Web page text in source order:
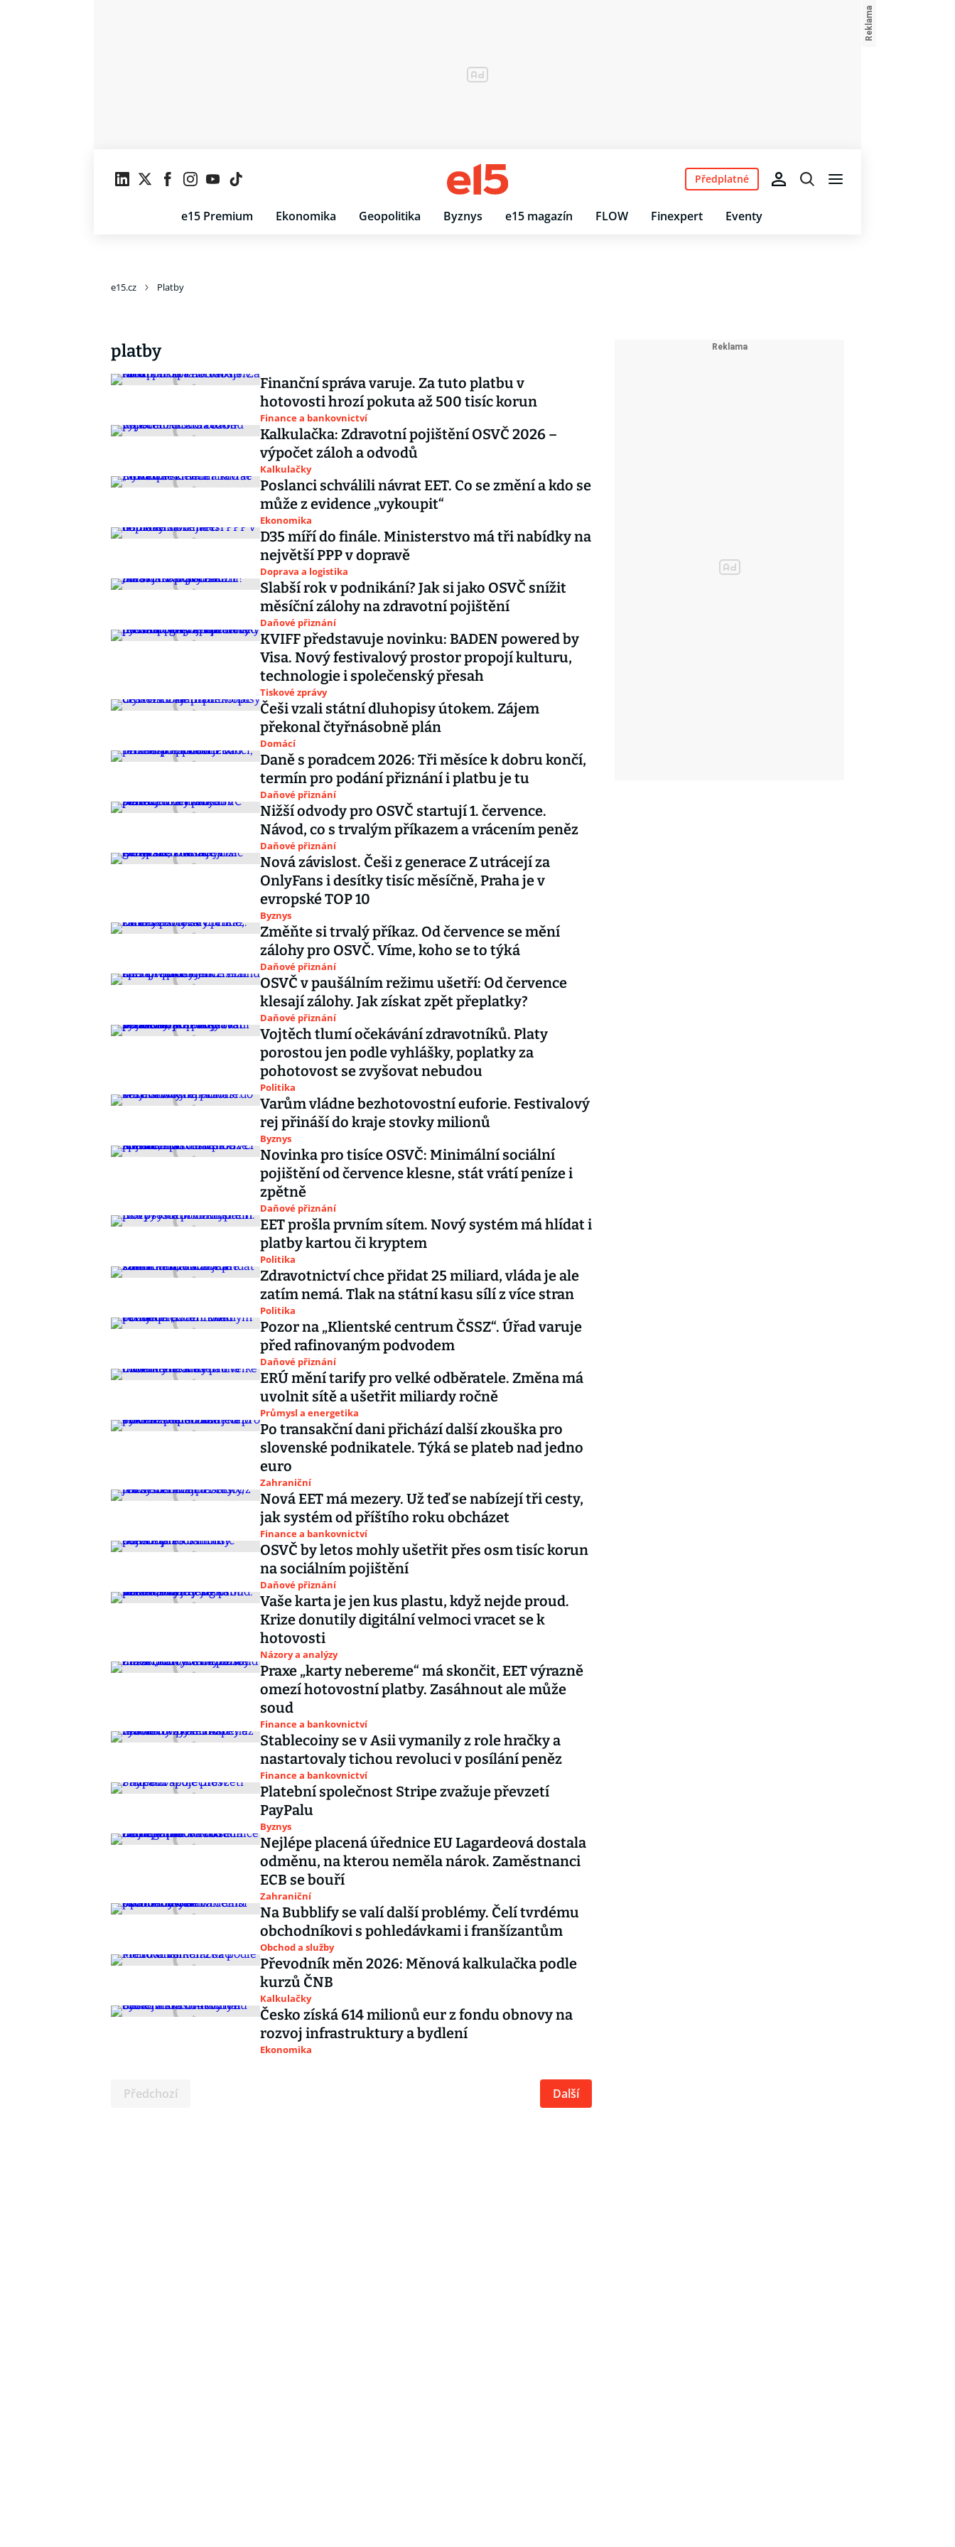
e15 Premium Ekonomika Geopolitika Byznys e15 magazín FLOW Finexpert Eventy
Předplatné
e15.cz Platby
platby
Finanční správa varuje. Za tuto platbu v
hotovosti hrozí pokuta až 500 tisíc korun
Finance a bankovnictví
Kalkulačka: Zdravotní pojištění OSVČ 2026 –
výpočet záloh a odvodů
Kalkulačky
Poslanci schválili návrat EET. Co se změní a kdo se
může z evidence „vykoupit“
Ekonomika
D35 míří do finále. Ministerstvo má tři nabídky na
největší PPP v dopravě
Doprava a logistika
Slabší rok v podnikání? Jak si jako OSVČ snížit
měsíční zálohy na zdravotní pojištění
Daňové přiznání
KVIFF představuje novinku: BADEN powered by
Visa. Nový festivalový prostor propojí kulturu,
technologie i společenský přesah
Tiskové zprávy
Češi vzali státní dluhopisy útokem. Zájem
překonal čtyřnásobně plán
Domácí
Daně s poradcem 2026: Tři měsíce k dobru končí,
termín pro podání přiznání i platbu je tu
Daňové přiznání
Nižší odvody pro OSVČ startují 1. července.
Návod, co s trvalým příkazem a vrácením peněz
Daňové přiznání
Nová závislost. Češi z generace Z utrácejí za
OnlyFans i desítky tisíc měsíčně, Praha je v
evropské TOP 10
Byznys
Změňte si trvalý příkaz. Od července se mění
zálohy pro OSVČ. Víme, koho se to týká
Daňové přiznání
OSVČ v paušálním režimu ušetří: Od července
klesají zálohy. Jak získat zpět přeplatky?
Daňové přiznání
Vojtěch tlumí očekávání zdravotníků. Platy
porostou jen podle vyhlášky, poplatky za
pohotovost se zvyšovat nebudou
Politika
Varům vládne bezhotovostní euforie. Festivalový
rej přináší do kraje stovky milionů
Byznys
Novinka pro tisíce OSVČ: Minimální sociální
pojištění od července klesne, stát vrátí peníze i
zpětně
Daňové přiznání
EET prošla prvním sítem. Nový systém má hlídat i
platby kartou či kryptem
Politika
Zdravotnictví chce přidat 25 miliard, vláda je ale
zatím nemá. Tlak na státní kasu sílí z více stran
Politika
Pozor na „Klientské centrum ČSSZ“. Úřad varuje
před rafinovaným podvodem
Daňové přiznání
ERÚ mění tarify pro velké odběratele. Změna má
uvolnit sítě a ušetřit miliardy ročně
Průmysl a energetika
Po transakční dani přichází další zkouška pro
slovenské podnikatele. Týká se plateb nad jedno
euro
Zahraniční
Nová EET má mezery. Už teď se nabízejí tři cesty,
jak systém od příštího roku obcházet
Finance a bankovnictví
OSVČ by letos mohly ušetřit přes osm tisíc korun
na sociálním pojištění
Daňové přiznání
Vaše karta je jen kus plastu, když nejde proud.
Krize donutily digitální velmoci vracet se k
hotovosti
Názory a analýzy
Praxe „karty nebereme“ má skončit, EET výrazně
omezí hotovostní platby. Zasáhnout ale může
soud
Finance a bankovnictví
Stablecoiny se v Asii vymanily z role hračky a
nastartovaly tichou revoluci v posílání peněz
Finance a bankovnictví
Platební společnost Stripe zvažuje převzetí
PayPalu
Byznys
Nejlépe placená úřednice EU Lagardeová dostala
odměnu, na kterou neměla nárok. Zaměstnanci
ECB se bouří
Zahraniční
Na Bubblify se valí další problémy. Čelí tvrdému
obchodníkovi s pohledávkami i franšízantům
Obchod a služby
Převodník měn 2026: Měnová kalkulačka podle
kurzů ČNB
Kalkulačky
Česko získá 614 milionů eur z fondu obnovy na
rozvoj infrastruktury a bydlení
Ekonomika
Předchozí Další